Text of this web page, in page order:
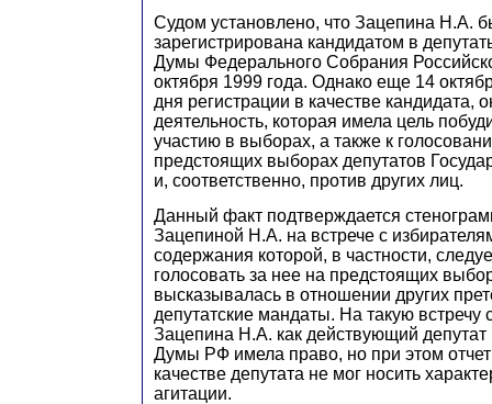
Судом установлено, что Зацепина Н.А.
зарегистрирована кандидатом в
Думы Федерального Собрания
октября 1999 года. Однако еще 14
дня регистрации в качестве кандидата,
деятельность, которая имела цель
участию в выборах, а также к
предстоящих выборах депутатов
и, соответственно, против других лиц.
Данный факт подтверждается
Зацепиной Н.А. на встрече с
содержания которой, в частности,
голосовать за нее на предстоящих
высказывалась в отношении других
депутатские мандаты. На такую встречу
Зацепина Н .А. как действующий депутат
Думы РФ имела право, но при этом отчет
качестве депутата не мог носить
агитации.